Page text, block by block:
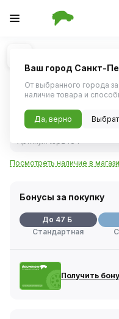
1/2
Наконечник
(Pilenga)
934 ₽
В наличии
Посмотреть наличие в
Бонусы за покупку
До 47 Б
Стандартная
Получить
Ваш город Санкт-
От выбранного города
наличие товара и
Да, верно